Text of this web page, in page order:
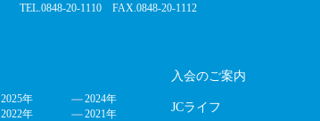
TEL.0848-20-1110 FAX.0848-20-1112
2025年
2024年
2022年
2021年
入会のご案内
JCライフ